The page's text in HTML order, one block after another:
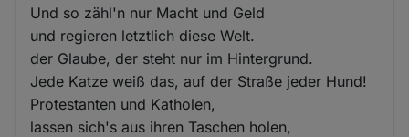
Und so zähl'n nur Macht und Geld
und regieren letztlich diese Welt.
der Glaube, der steht nur im Hintergrund.
Jede Katze weiß das, auf der Straße jeder Hund!
Protestanten und Katholen,
lassen sich's aus ihren Taschen holen,